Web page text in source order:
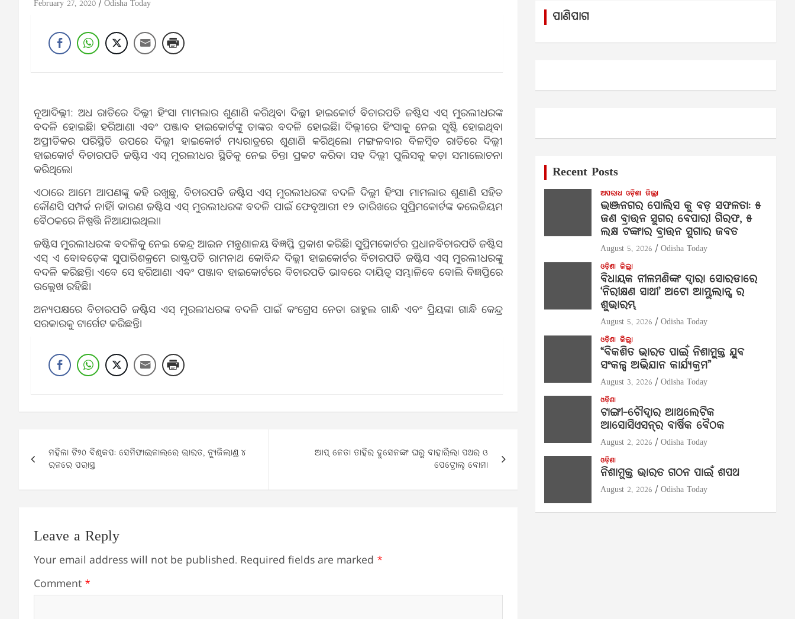
February 27, 2020 Odisha Today
ନୂଆଦିଲ୍ଲୀ: ଅଧ ରାତିରେ ଦିଲ୍ଲୀ ହିଂସା ମାମଲାର ଶୁଣାଣି କରିଥିବା ଦିଲ୍ଲୀ ହାଇକୋର୍ଟ ବିଚାରପତି ଜଷ୍ଟିସ ଏସ୍‌ ମୁରଲୀଧରଙ୍କ
ବଦଳି ହୋଇଛି। ହରିଆଣା ଏବଂ ପଞ୍ଜାବ ହାଇକୋର୍ଟଙ୍କୁ ତାଙ୍କର ବଦଳି ହୋଇଛି। ଦିଲ୍ଲୀରେ ହିଂସାକୁ ନେଇ ସୃଷ୍ଟି ହୋଇଥିବା
ଅପ୍ରୀତିକର ପରିସ୍ଥିତି ଉପରେ ଦିଲ୍ଲୀ ହାଇକୋର୍ଟ ମଧ୍ୟରାତ୍ରରେ ଶୁଣାଣି କରିଥିଲେ। ମଙ୍ଗଳବାର ବିଳମ୍ବିତ ରାତିରେ ଦିଲ୍ଲୀ
ହାଇକୋର୍ଟ ବିଚାରପତି ଜଷ୍ଟିସ ଏସ୍‌ ମୁରଲୀଧର ସ୍ଥିତିକୁ ନେଇ ଚିନ୍ତା ପ୍ରକଟ କରିବା ସହ ଦିଲ୍ଲୀ ପୁଲିସକୁ କଡ଼ା ସମାଲୋଚନା
କରିଥିଲେ।
ଏଠାରେ ଆମେ ଆପଣଙ୍କୁ କହି ରଖୁଛୁ, ବିଚାରପତି ଜଷ୍ଟିସ ଏସ୍‌ ମୁରଲୀଧରଙ୍କ ବଦଳି ଦିଲ୍ଲୀ ହିଂସା ମାମଲାର ଶୁଣାଣି ସହିତ
କୌଣସି ସମ୍ପର୍କ ନାହିଁ। କାରଣ ଜଷ୍ଟିସ ଏସ୍‌ ମୁରଲୀଧରଙ୍କ ବଦଳି ପାଇଁ ଫେବୃଆରୀ ୧୨ ତାରିଖରେ ସୁପ୍ରିମକୋର୍ଟଙ୍କ କଲେଜିୟମ
ବୈଠକରେ ନିଷ୍ପତ୍ତି ନିଆଯାଇଥିଲା।
ଜଷ୍ଟିସ ମୁରଲୀଧରଙ୍କ ବଦଳିକୁ ନେଇ କେନ୍ଦ୍ର ଆଇନ ମନ୍ତ୍ରଣାଳୟ ବିଜ୍ଞପ୍ତି ପ୍ରକାଶ କରିଛି। ସୁପ୍ରିମକୋର୍ଟର ପ୍ରଧାନବିଚାରପତି ଜଷ୍ଟିସ
ଏସ୍‌ ଏ ବୋବଡ଼େଙ୍କ ସୁପାରିଶକ୍ରମେ ରାଷ୍ଟ୍ରପତି ରାମନାଥ କୋବିନ୍ଦ ଦିଲ୍ଲୀ ହାଇକୋର୍ଟର ବିଚାରପତି ଜଷ୍ଟିସ ଏସ୍‌ ମୁରଲୀଧରଙ୍କୁ
ବଦଳି କରିଛନ୍ତି। ଏବେ ସେ ହରିଆଣା ଏବଂ ପଞ୍ଜାବ ହାଇକୋର୍ଟରେ ବିଚାରପତି ଭାବରେ ଦାୟିତ୍ୱ ସମ୍ଭାଳିବେ ବୋଲି ବିଜ୍ଞପ୍ତିରେ
ଉଲ୍ଲେଖ ରହିଛି।
ଅନ୍ୟପକ୍ଷରେ ବିଚାରପତି ଜଷ୍ଟିସ ଏସ୍‌ ମୁରଲୀଧରଙ୍କ ବଦଳି ପାଇଁ କଂଗ୍ରେସ ନେତା ରାହୁଲ ଗାନ୍ଧି ଏବଂ ପ୍ରିୟଙ୍କା ଗାନ୍ଧି କେନ୍ଦ୍ର
ସରକାରକୁ ଟାର୍ଗେଟ କରିଛନ୍ତି।
navigation
ମହିଳା ଟି୨୦ ବିଶ୍ୱକପ: ସେମିଫାଇନାଲରେ ଭାରତ, ନ୍ୟୁଜିଲାଣ୍ଡ ୪
ରନରେ ପରାସ୍ତ
ଆପ୍‌ ନେତା ତାହିର ହୁସେନଙ୍କ ଘରୁ ବାହାରିଲା ପଥର ଓ
ପେଟ୍ରୋଲ୍‌ ବୋମା
Leave a Reply
Your email address will not be published. Required fields are marked *
Comment *
ପାଣିପାଗ
Recent Posts
ଅପରାଧ ଓଡ଼ିଶା ଜିଲ୍ଲା
ଭଞ୍ଜନଗର ପୋଲିସ କୁ ବଡ଼ ସଫଳତା: ୫
ଜଣ ବ୍ରାଉନ ସୁଗର ବେପାରୀ ଗିରଫ, ୫
ଲକ୍ଷ ଟଙ୍କାର ବ୍ରାଉନ ସୁଗାର ଜବତ
August 5, 2026 Odisha Today
ଓଡ଼ିଶା ଜିଲ୍ଲା
ବିଧାୟକ ନୀଳମଣିଙ୍କ ଦ୍ବାରା ସୋରଡାରେ
‘ନିରୀକ୍ଷଣ ସାଥୀ’ ଅଟୋ ଆମ୍ବୁଲାନ୍ସ ର
ଶୁଭାରମ୍ଭ
August 5, 2026 Odisha Today
ଓଡ଼ିଶା ଜିଲ୍ଲା
“ବିକଶିତ ଭାରତ ପାଇଁ ନିଶାମୁକ୍ତ ଯୁବ
ସଂକଳ୍ପ ଅଭିଯାନ କାର୍ଯ୍ୟକ୍ରମ”
August 3, 2026 Odisha Today
ଓଡ଼ିଶା
ଟାଙ୍ଗୀ-ଚୌଦ୍ୱାର ଆଥଲେଟିକ
ଆସୋସିଏସନ୍‌ର ବାର୍ଷିକ ବୈଠକ
August 2, 2026 Odisha Today
ଓଡ଼ିଶା
ନିଶାମୁକ୍ତ ଭାରତ ଗଠନ ପାଇଁ ଶପଥ
August 2, 2026 Odisha Today